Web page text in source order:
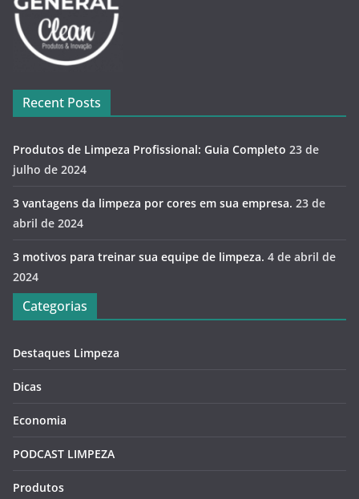
Recent Posts
Produtos de Limpeza Profissional: Guia Completo 23 de
julho de 2024
3 vantagens da limpeza por cores em sua empresa. 23 de
abril de 2024
3 motivos para treinar sua equipe de limpeza. 4 de abril de
2024
Categorias
Destaques Limpeza
Dicas
Economia
PODCAST LIMPEZA
Produtos